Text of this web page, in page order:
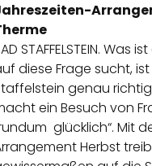
STAFFELSTEIN.
diese Frage sucht,
genau
ein Besuch von
glücklich“. Mit
Herbst